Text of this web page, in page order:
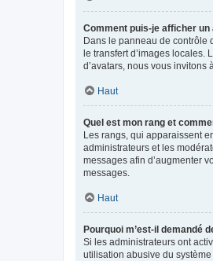
Comment puis-je afficher un
Dans le panneau de contrôle
le transfert d’images locales.
d’avatars, nous vous invitons
Haut
Quel est mon rang et
Les rangs, qui apparaissent
administrateurs et les
messages afin d’augmenter
messages.
Haut
Pourquoi m’est-il demandé
Si les administrateurs ont
utilisation abusive du